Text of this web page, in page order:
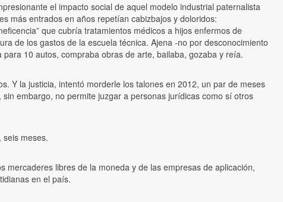
el impacto social de aquel modelo industrial paternalista
más entrados en años repetían cabizbajos y doloridos:
que cubría tratamientos médicos a hijos enfermos de
de los gastos de la escuela técnica. Ajena -no por desconocimiento
10 autos, compraba obras de arte, bailaba, gozaba y reía.
Y la justicia, intentó morderle los talones en 2012, un par de meses
sin embargo, no permite juzgar a personas jurídicas como sí otros
meses.
libres de la moneda y de las empresas de aplicación,
en el país.